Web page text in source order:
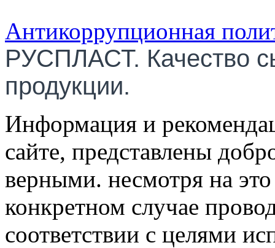
Антикоррупционная
РУСПЛАСТ. Качество
продукции.
Информация и
сайте, представлены
верными. несмотря на
конкретном случае
соответствии с целями